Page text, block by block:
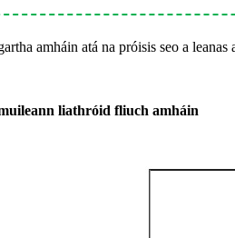
amháin atá na próisis seo a
liathróid fliuch amháin